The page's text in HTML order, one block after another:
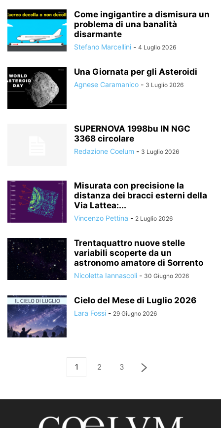
Come ingigantire a dismisura un
problema di una banalità
disarmante
Stefano Marcellini - 4 Luglio 2026
Una Giornata per gli Asteroidi
Agnese Caramanico - 3 Luglio 2026
SUPERNOVA 1998bu IN NGC
3368 circolare
Redazione Coelum - 3 Luglio 2026
Misurata con precisione la
distanza dei bracci esterni della
Via Lattea:...
Vincenzo Pettina - 2 Luglio 2026
Trentaquattro nuove stelle
variabili scoperte da un
astronomo amatore di Sorrento
Nicoletta Iannascoli - 30 Giugno 2026
Cielo del Mese di Luglio 2026
Lara Fossi - 29 Giugno 2026
1 2 3